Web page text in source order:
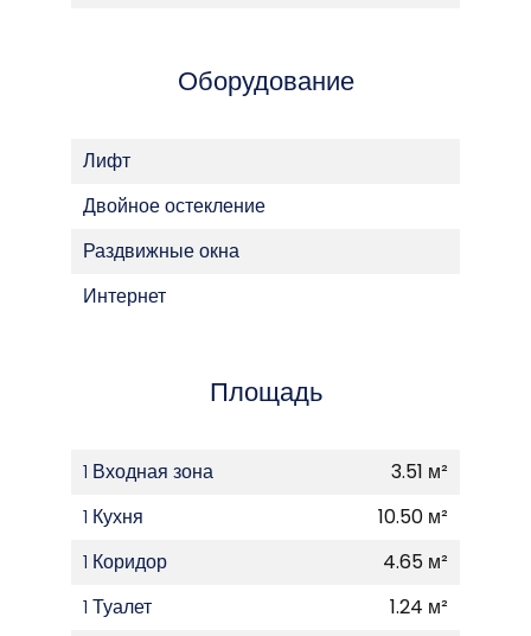
Оборудование
Лифт
Двойное остекление
Раздвижные окна
Интернет
Площадь
1 Входная зона
3.51 м²
1 Кухня
10.50 м²
1 Коридор
4.65 м²
1 Туалет
1.24 м²